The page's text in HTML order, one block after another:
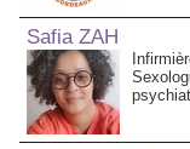
Safia ZAH